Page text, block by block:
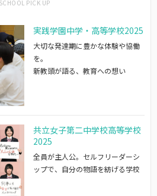
実践学園中学・高等学校2025
大切な発達期に豊かな体験や協働
を。
新教頭が語る、教育への想い
共立女子第二中学校高等学校
2025
全員が主人公。セルフリーダーシ
ップで、自分の物語を紡げる学校